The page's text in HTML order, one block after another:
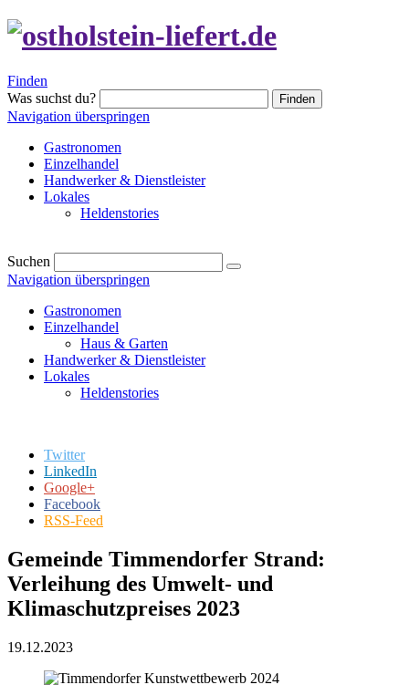
Finden
Was suchst du?
Finden
Navigation überspringen
Gastronomen
Einzelhandel
Handwerker & Dienstleister
Lokales
Heldenstories
Suchen
Navigation überspringen
Gastronomen
Einzelhandel
Haus & Garten
Handwerker & Dienstleister
Lokales
Heldenstories
Twitter
LinkedIn
Google+
Facebook
RSS-Feed
Gemeinde Timmendorfer Strand:
Verleihung des Umwelt- und
Klimaschutzpreises 2023
19.12.2023